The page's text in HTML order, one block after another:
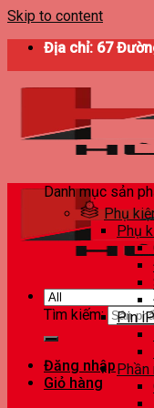
Skip to content
Địa chỉ: 67
Tìm kiếm:
Đăng nhập
Giỏ hàng
Danh mục sản
Phụ
Phụ
Pin
Phần